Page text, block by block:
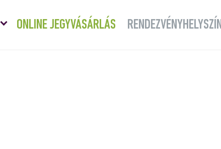
Menü
lenyitása
ONLINE JEGYVÁSÁRLÁS RENDEZVÉNYHELYSZÍN